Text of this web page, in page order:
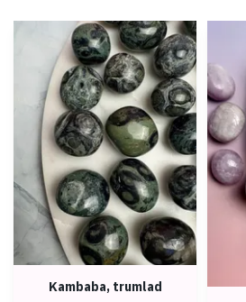
Kambaba, trumlad